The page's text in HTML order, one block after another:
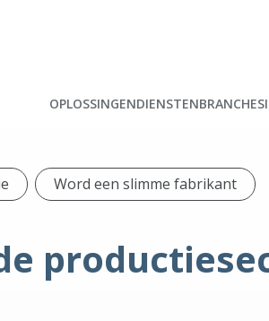
OPLOSSINGENDIENSTENBRANCHES
Word een slimme fabrikant